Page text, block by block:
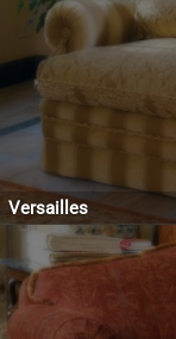
Versailles